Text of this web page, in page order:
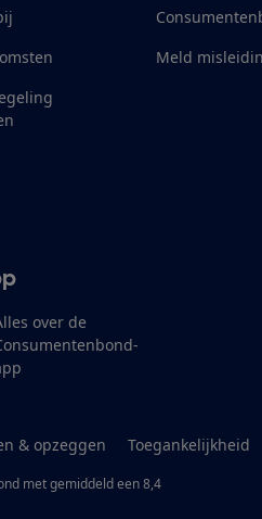
Meld
over de
& opzeggen Toegankelijkheid
met gemiddeld een 8,4